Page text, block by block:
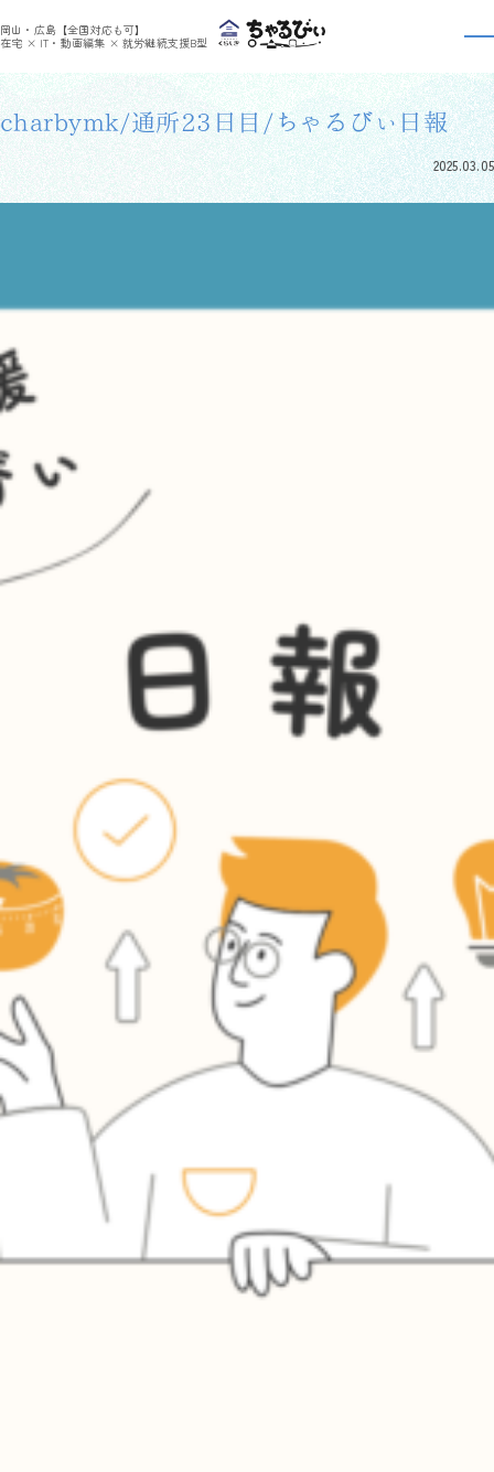
岡山・広島【全国対応も可】
在宅 × IT・動画編集 × 就労継続支援B型
利用者さんの日報 >
利用者さんの日報
charbymk/通所23日目/ちゃるびぃ日報
2025.03.05